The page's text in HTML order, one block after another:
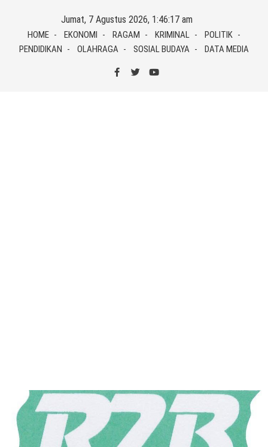
content
Jumat, 7 Agustus 2026, 1:46:17 am
HOME EKONOMI RAGAM KRIMINAL
POLITIK
PENDIDIKAN
OLAHRAGA SOSIAL BUDAYA DATA MEDIA